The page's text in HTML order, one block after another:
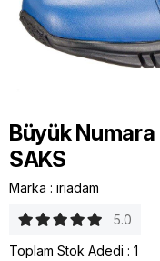
Büyük Numara
SAKS
Marka : iriadam
5.0
Toplam Stok Adedi : 1